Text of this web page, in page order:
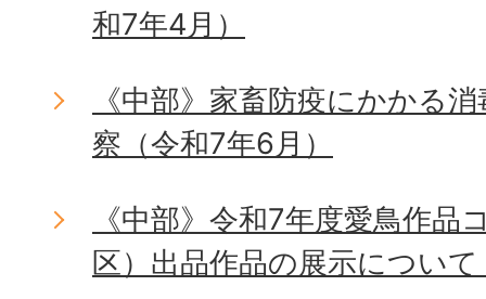
和7年4月）
《中部》家畜防疫にかかる
察（令和7年6月）
《中部》令和7年度愛鳥作品
区）出品作品の展示につい